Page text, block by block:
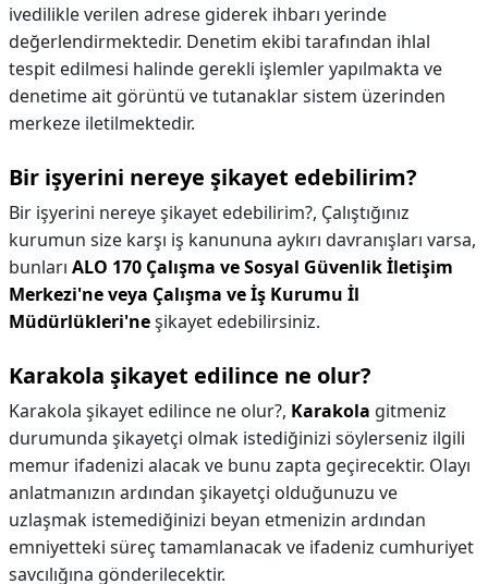
ivedilikle verilen adrese giderek ihbarı yerinde
değerlendirmektedir. Denetim ekibi tarafından ihlal
tespit edilmesi halinde gerekli işlemler yapılmakta ve
denetime ait görüntü ve tutanaklar sistem üzerinden
merkeze iletilmektedir.
Bir işyerini nereye şikayet edebilirim?
Bir işyerini nereye şikayet edebilirim?, Çalıştığınız
kurumun size karşı iş kanununa aykırı davranışları varsa,
bunları ALO 170 Çalışma ve Sosyal Güvenlik İletişim
Merkezi'ne veya Çalışma ve İş Kurumu İl
Müdürlükleri'neşikayet edebilirsiniz.
Karakola şikayet edilince ne olur?
Karakola şikayet edilince ne olur?, Karakola gitmeniz
durumunda şikayetçi olmak istediğinizi söylerseniz ilgili
memur ifadenizi alacak ve bunu zapta geçirecektir. Olayı
anlatmanızın ardından şikayetçi olduğunuzu ve
uzlaşmak istemediğinizi beyan etmenizin ardından
emniyetteki süreç tamamlanacak ve ifadeniz cumhuriyet
savcılığına gönderilecektir.